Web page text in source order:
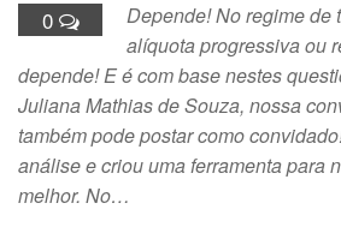
0
Depende! No regime de
alíquota progressiva ou
depende! E é com base nestes
Juliana Mathias de Souza, nossa
também pode postar como
análise e criou uma ferramenta para
melhor. No…